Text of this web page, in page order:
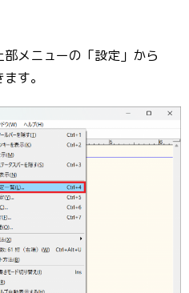
メニューの「設定」から
す。